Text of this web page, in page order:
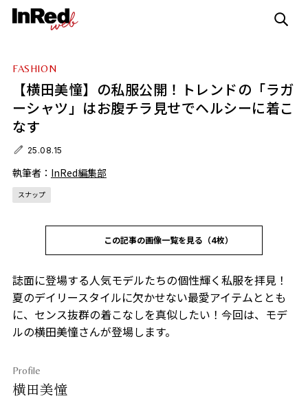
FASHION
【横田美憧】の私服公開！トレンドの「ラガ
ーシャツ」はお腹チラ見せでヘルシーに着こ
なす
25.08.15
執筆者： InRed編集部
スナップ
この記事の画像一覧を見る（4枚）
誌面に登場する人気モデルたちの個性輝く私服を拝見！
夏のデイリースタイルに欠かせない最愛アイテムととも
に、センス抜群の着こなしを真似したい！今回は、モデ
ルの横田美憧さんが登場します。
Profile
横田美憧